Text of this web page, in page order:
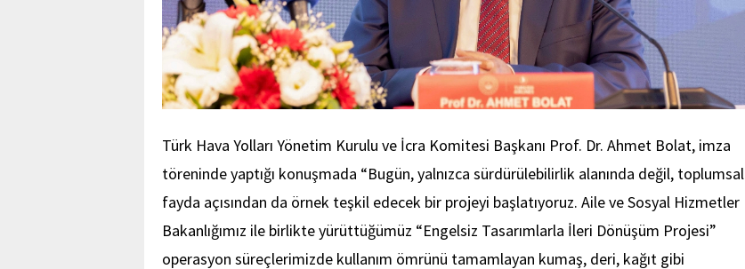
Türk Hava Yolları Yönetim Kurulu ve İcra Komitesi Başkanı Prof. Dr. Ahmet Bolat, imza
töreninde yaptığı konuşmada “Bugün, yalnızca sürdürülebilirlik alanında değil, toplumsal
fayda açısından da örnek teşkil edecek bir projeyi başlatıyoruz. Aile ve Sosyal Hizmetler
Bakanlığımız ile birlikte yürüttüğümüz “Engelsiz Tasarımlarla İleri Dönüşüm Projesi”
operasyon süreçlerimizde kullanım ömrünü tamamlayan kumaş, deri, kağıt gibi